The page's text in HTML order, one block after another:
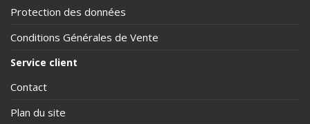
Protection des données
Conditions Générales de Vente
Service client
Contact
Plan du site